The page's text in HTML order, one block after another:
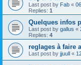
Last post by Fab «
Replies: 1
Quelques infos
Last post by gallus «
Replies: 4
reglages à faire
Last post by jjuull «